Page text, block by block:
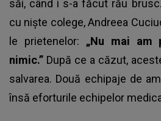
săi, când i s-a făcut rău
cu niște colege, Andreea
le prietenelor: „Nu mai am
nimic.” După ce a căzut,
salvarea. Două echipaje de
însă eforturile echipelor